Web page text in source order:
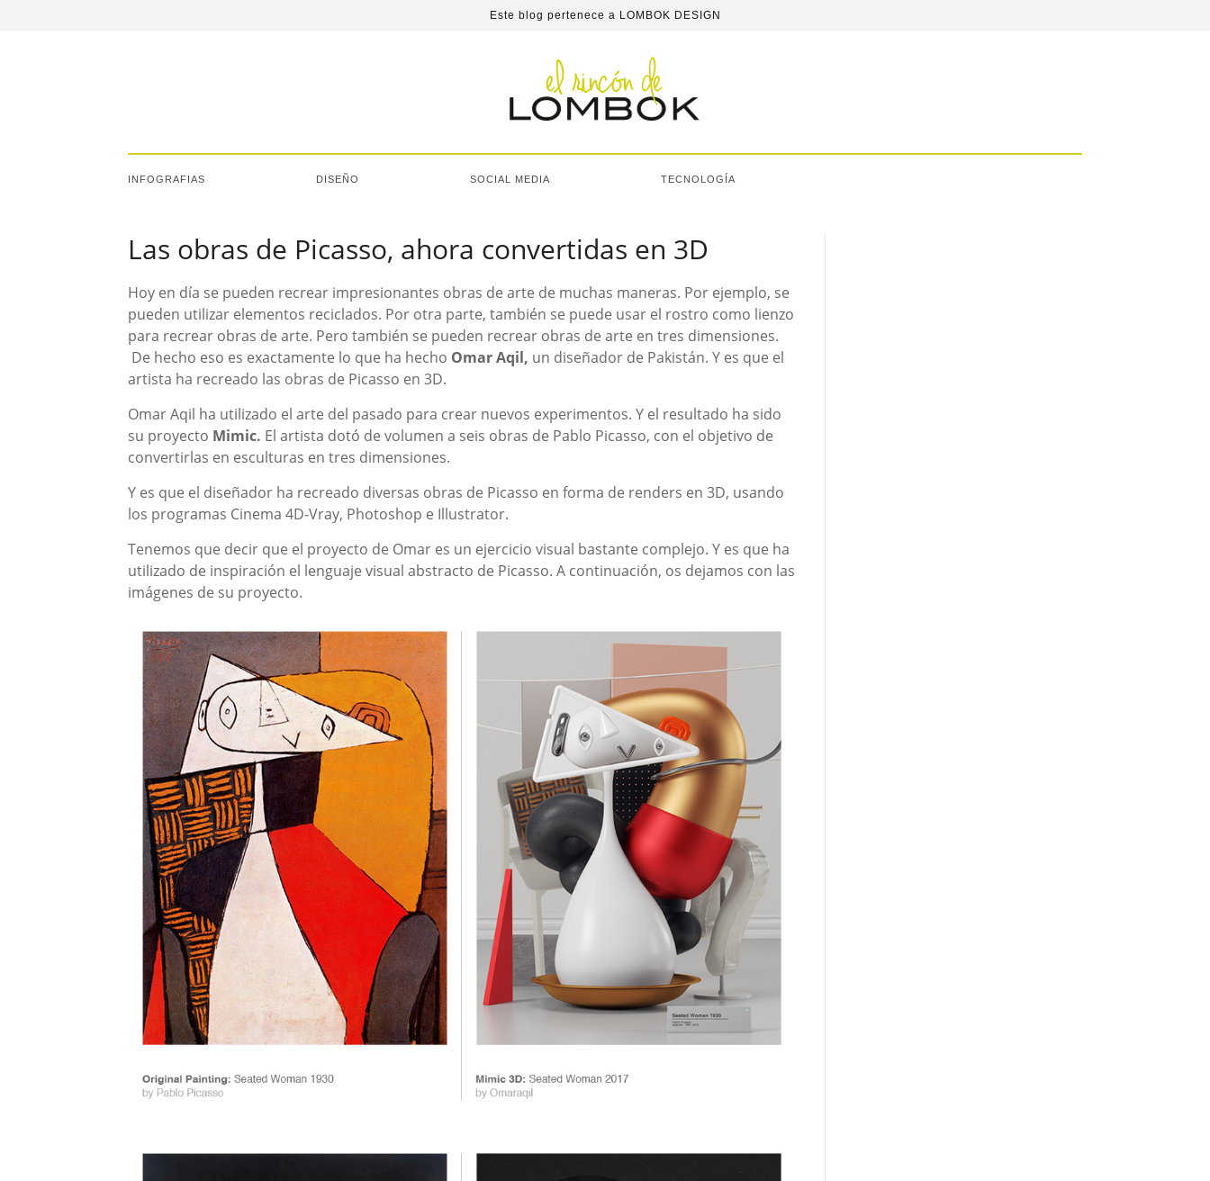
Este blog pertenece a LOMBOK DESIGN
INFOGRAFIAS DISEÑO SOCIAL MEDIA TECNOLOGÍA
Las obras de Picasso, ahora convertidas en 3D
Hoy en día se pueden recrear impresionantes obras de arte de muchas maneras. Por ejemplo, se
pueden utilizar elementos reciclados. Por otra parte, también se puede usar el rostro como lienzo
para recrear obras de arte. Pero también se pueden recrear obras de arte en tres dimensiones.
De hecho eso es exactamente lo que ha hecho Omar Aqil, un diseñador de Pakistán. Y es que el
artista ha recreado las obras de Picasso en 3D.
Omar Aqil ha utilizado el arte del pasado para crear nuevos experimentos. Y el resultado ha sido
su proyecto Mimic. El artista dotó de volumen a seis obras de Pablo Picasso, con el objetivo de
convertirlas en esculturas en tres dimensiones.
Y es que el diseñador ha recreado diversas obras de Picasso en forma de renders en 3D, usando
los programas Cinema 4D-Vray, Photoshop e Illustrator.
Tenemos que decir que el proyecto de Omar es un ejercicio visual bastante complejo. Y es que ha
utilizado de inspiración el lenguaje visual abstracto de Picasso. A continuación, os dejamos con las
imágenes de su proyecto.